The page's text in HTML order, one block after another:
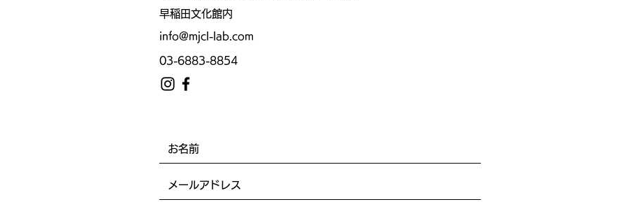
早稲田文化館内
info@mjcl-lab.com
03-6883-8854